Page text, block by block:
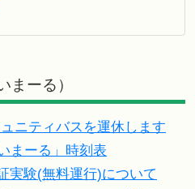
まーる）
ニティバスを運休します
まーる」時刻表
実験(無料運行)について